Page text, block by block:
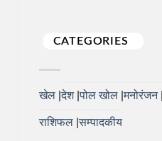
CATEGORIES
खेल देश पोल खोल मनोरंजन
राशिफल सम्पादकीय